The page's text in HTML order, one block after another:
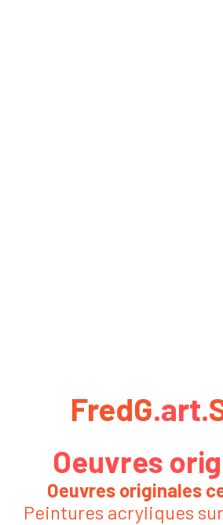
FredG​.art.
Oeuvres
Oeuvres originales
Peintures acryliques